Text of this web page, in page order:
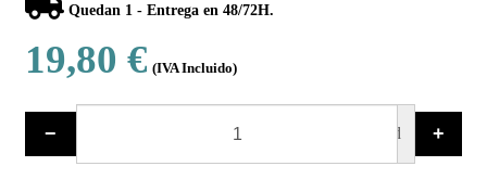
Quedan 1 - Entrega en 48/72H.
19,80 € (IVA Incluido)
− ud +